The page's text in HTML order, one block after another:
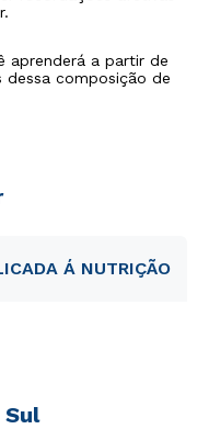
aprenderá a partir de
dessa composição de
Á NUTRIÇÃO